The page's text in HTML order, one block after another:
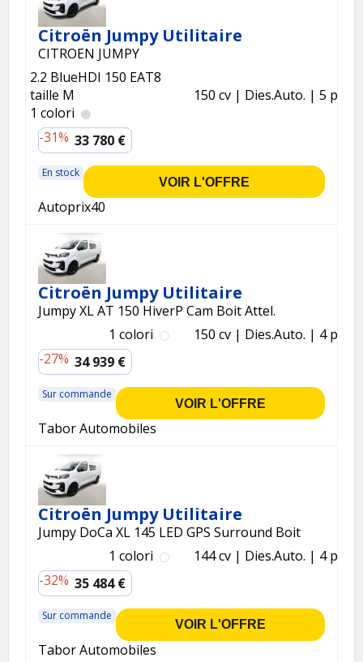
Citroën Jumpy Utilitaire
CITROEN JUMPY
2.2 BlueHDI 150 EAT8
taille M
1 colori
150 cv Dies.Auto. 5 p.
-31% 33 780 €
En stock
VOIR L'OFFRE
Autoprix40
Citroën Jumpy Utilitaire
Jumpy XL AT 150 HiverP Cam Boit Attel.
1 colori
150 cv Dies.Auto.
4 p.
-27% 34 939 €
Sur commande
VOIR L'OFFRE
Tabor Automobiles
Citroën Jumpy Utilitaire
Jumpy DoCa XL 145 LED GPS Surround Boit
1 colori
144 cv Dies.Auto.
4 p.
-32% 35 484 €
Sur commande
VOIR L'OFFRE
Tabor Automobiles